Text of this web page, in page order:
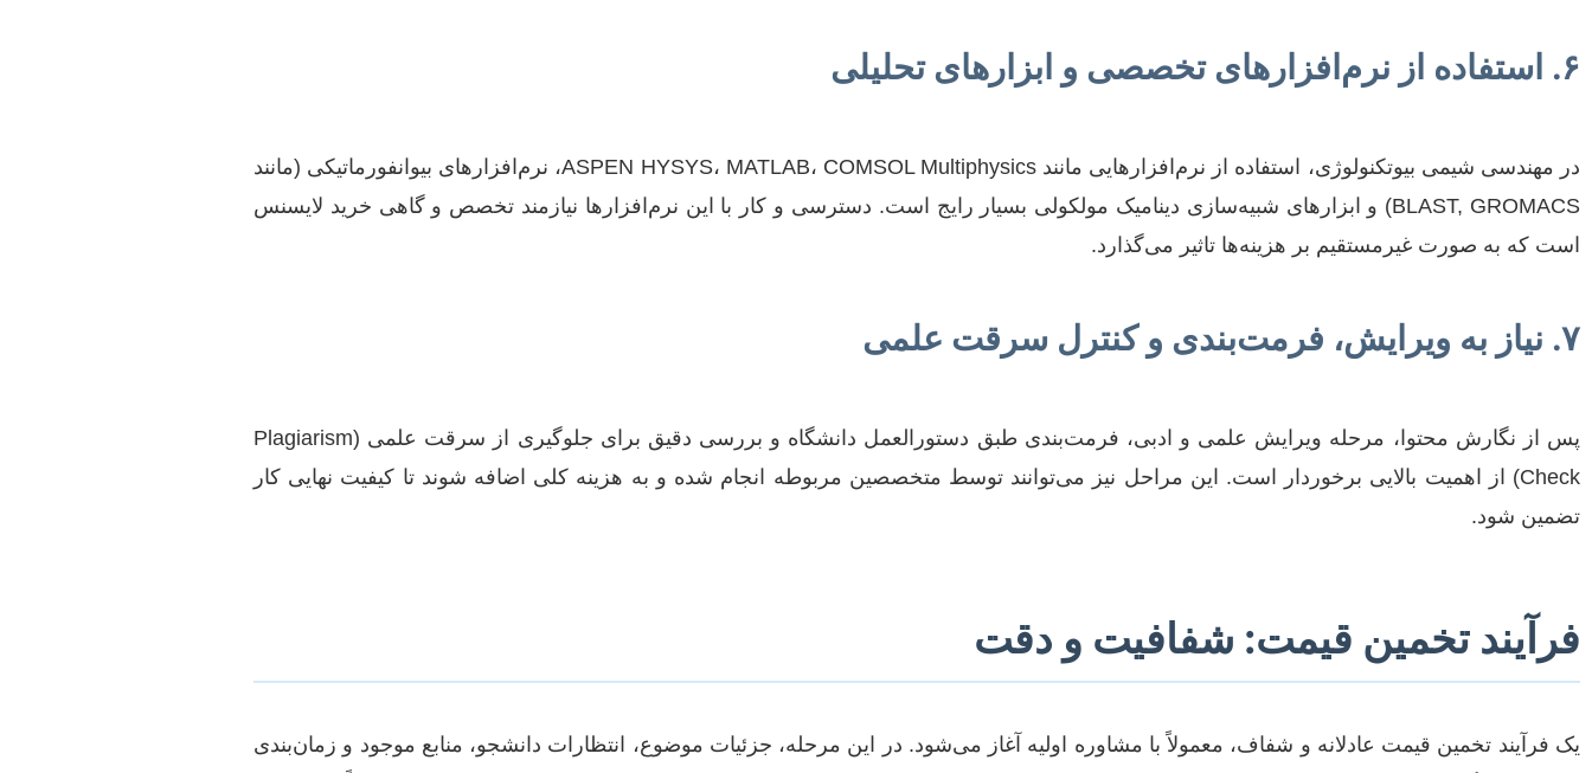
۶. استفاده از نرم‌افزارهای تخصصی و ابزارهای تحلیلی
در مهندسی شیمی بیوتکنولوژی، استفاده از نرم‌افزارهایی مانند ASPEN HYSYS، MATLAB، COMSOL Multiphysics، نرم‌افزارهای بیوانفورماتیکی (مانند
BLAST, GROMACS) و ابزارهای شبیه‌سازی دینامیک مولکولی بسیار رایج است. دسترسی و کار با این نرم‌افزارها نیازمند تخصص و گاهی خرید لایسنس
است که به صورت غیرمستقیم بر هزینه‌ها تاثیر می‌گذارد.
۷. نیاز به ویرایش، فرمت‌بندی و کنترل سرقت علمی
پس از نگارش محتوا، مرحله ویرایش علمی و ادبی، فرمت‌بندی طبق دستورالعمل دانشگاه و بررسی دقیق برای جلوگیری از سرقت علمی (Plagiarism
Check) از اهمیت بالایی برخوردار است. این مراحل نیز می‌توانند توسط متخصصین مربوطه انجام شده و به هزینه کلی اضافه شوند تا کیفیت نهایی کار
تضمین شود.
فرآیند تخمین قیمت: شفافیت و دقت
یک فرآیند تخمین قیمت عادلانه و شفاف، معمولاً با مشاوره اولیه آغاز می‌شود. در این مرحله، جزئیات موضوع، انتظارات دانشجو، منابع موجود و زمان‌بندی